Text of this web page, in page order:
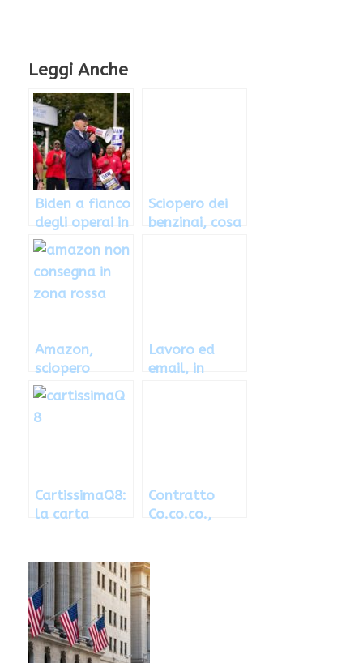
Leggi Anche
Biden a fianco
degli operai in
sciopero
Sciopero dei
benzinai, cosa
Amazon,
sciopero
generale
corrieri il
Black Friday
Lavoro ed
email, in
CartissimaQ8:
la carta
IVA
Contratto
Co.co.co.,